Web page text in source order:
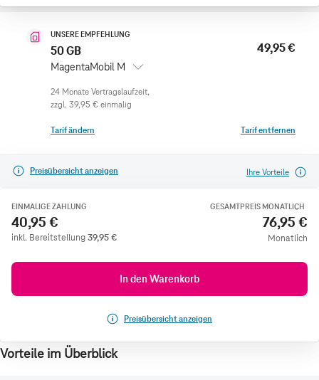
UNSERE EMPFEHLUNG
50 GB
MagentaMobil M
49,95 €
zzgl. 39,95 € einmalig
Tarif ändern Tarif entfernen
Preisübersicht anzeigen Ihre Vorteile
EINMALIGE ZAHLUNG
40,95 €
inkl. Bereitstellung39,95€
GESAMTPREIS MONATLICH
76,95 €
Monatlich
In den Warenkorb
Preisübersicht anzeigen
Vorteile im Überblick